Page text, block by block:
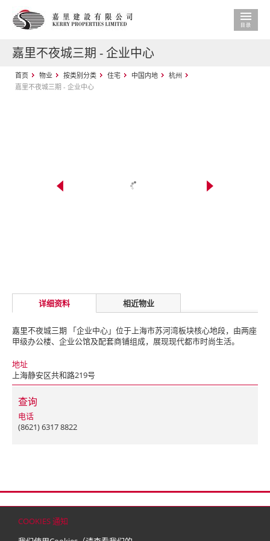
COOKIES 通知
嘉里不夜城三期 - 企业中心
首页 物业 按类别分类 住宅 中国内地
杭州
嘉里不夜城三期 - 企业中心
详细资料 相近物业
嘉里不夜城三期 「企业中心」位于上海市苏河湾板块核心地段，由两座
甲级办公楼、企业公馆及配套商铺组成，展现现代都市时尚生活。
地址
上海静安区共和路219号
查询
电话
(8621) 6317 8822
© 2026 嘉里建设有限公司 (于百慕达注册成立之有限公司)